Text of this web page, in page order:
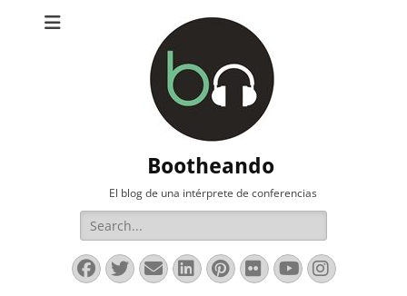
Bootheando
El blog de una intérprete de conferencias
Buscar:
Facebook
Twitter
Correo
electrónico
LinkedIn
Pinterest
FlickrYouTube